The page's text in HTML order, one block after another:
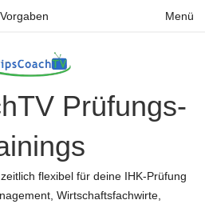
Menü
Prüfungs-
flexibel für deine IHK-Prüfung
Wirtschaftsfachwirte,